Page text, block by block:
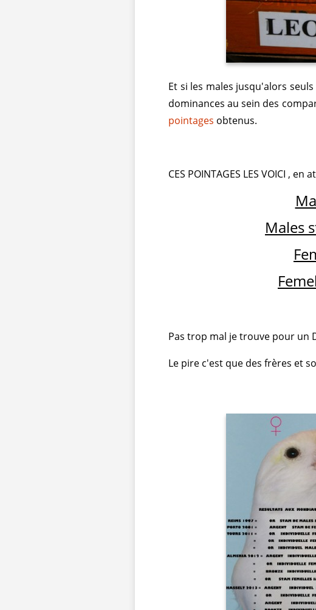
Et si les males jusqu'alors
dominances au sein des
pointages obtenus.
CES POINTAGES LES VOICI , en
Males
Pas trop mal je trouve pour un
Le pire c'est que des frères et